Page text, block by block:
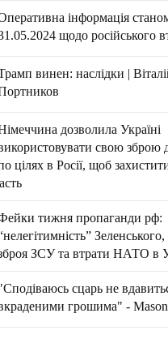
інформація
щодо російського
винен: наслідки |
дозволила Україні
свою зброю
цілях в Росії, щоб
тижня пропаганди рф:
Зеленського,
ЗСУ та втрати НАТО в
сцарь не
грошима" -